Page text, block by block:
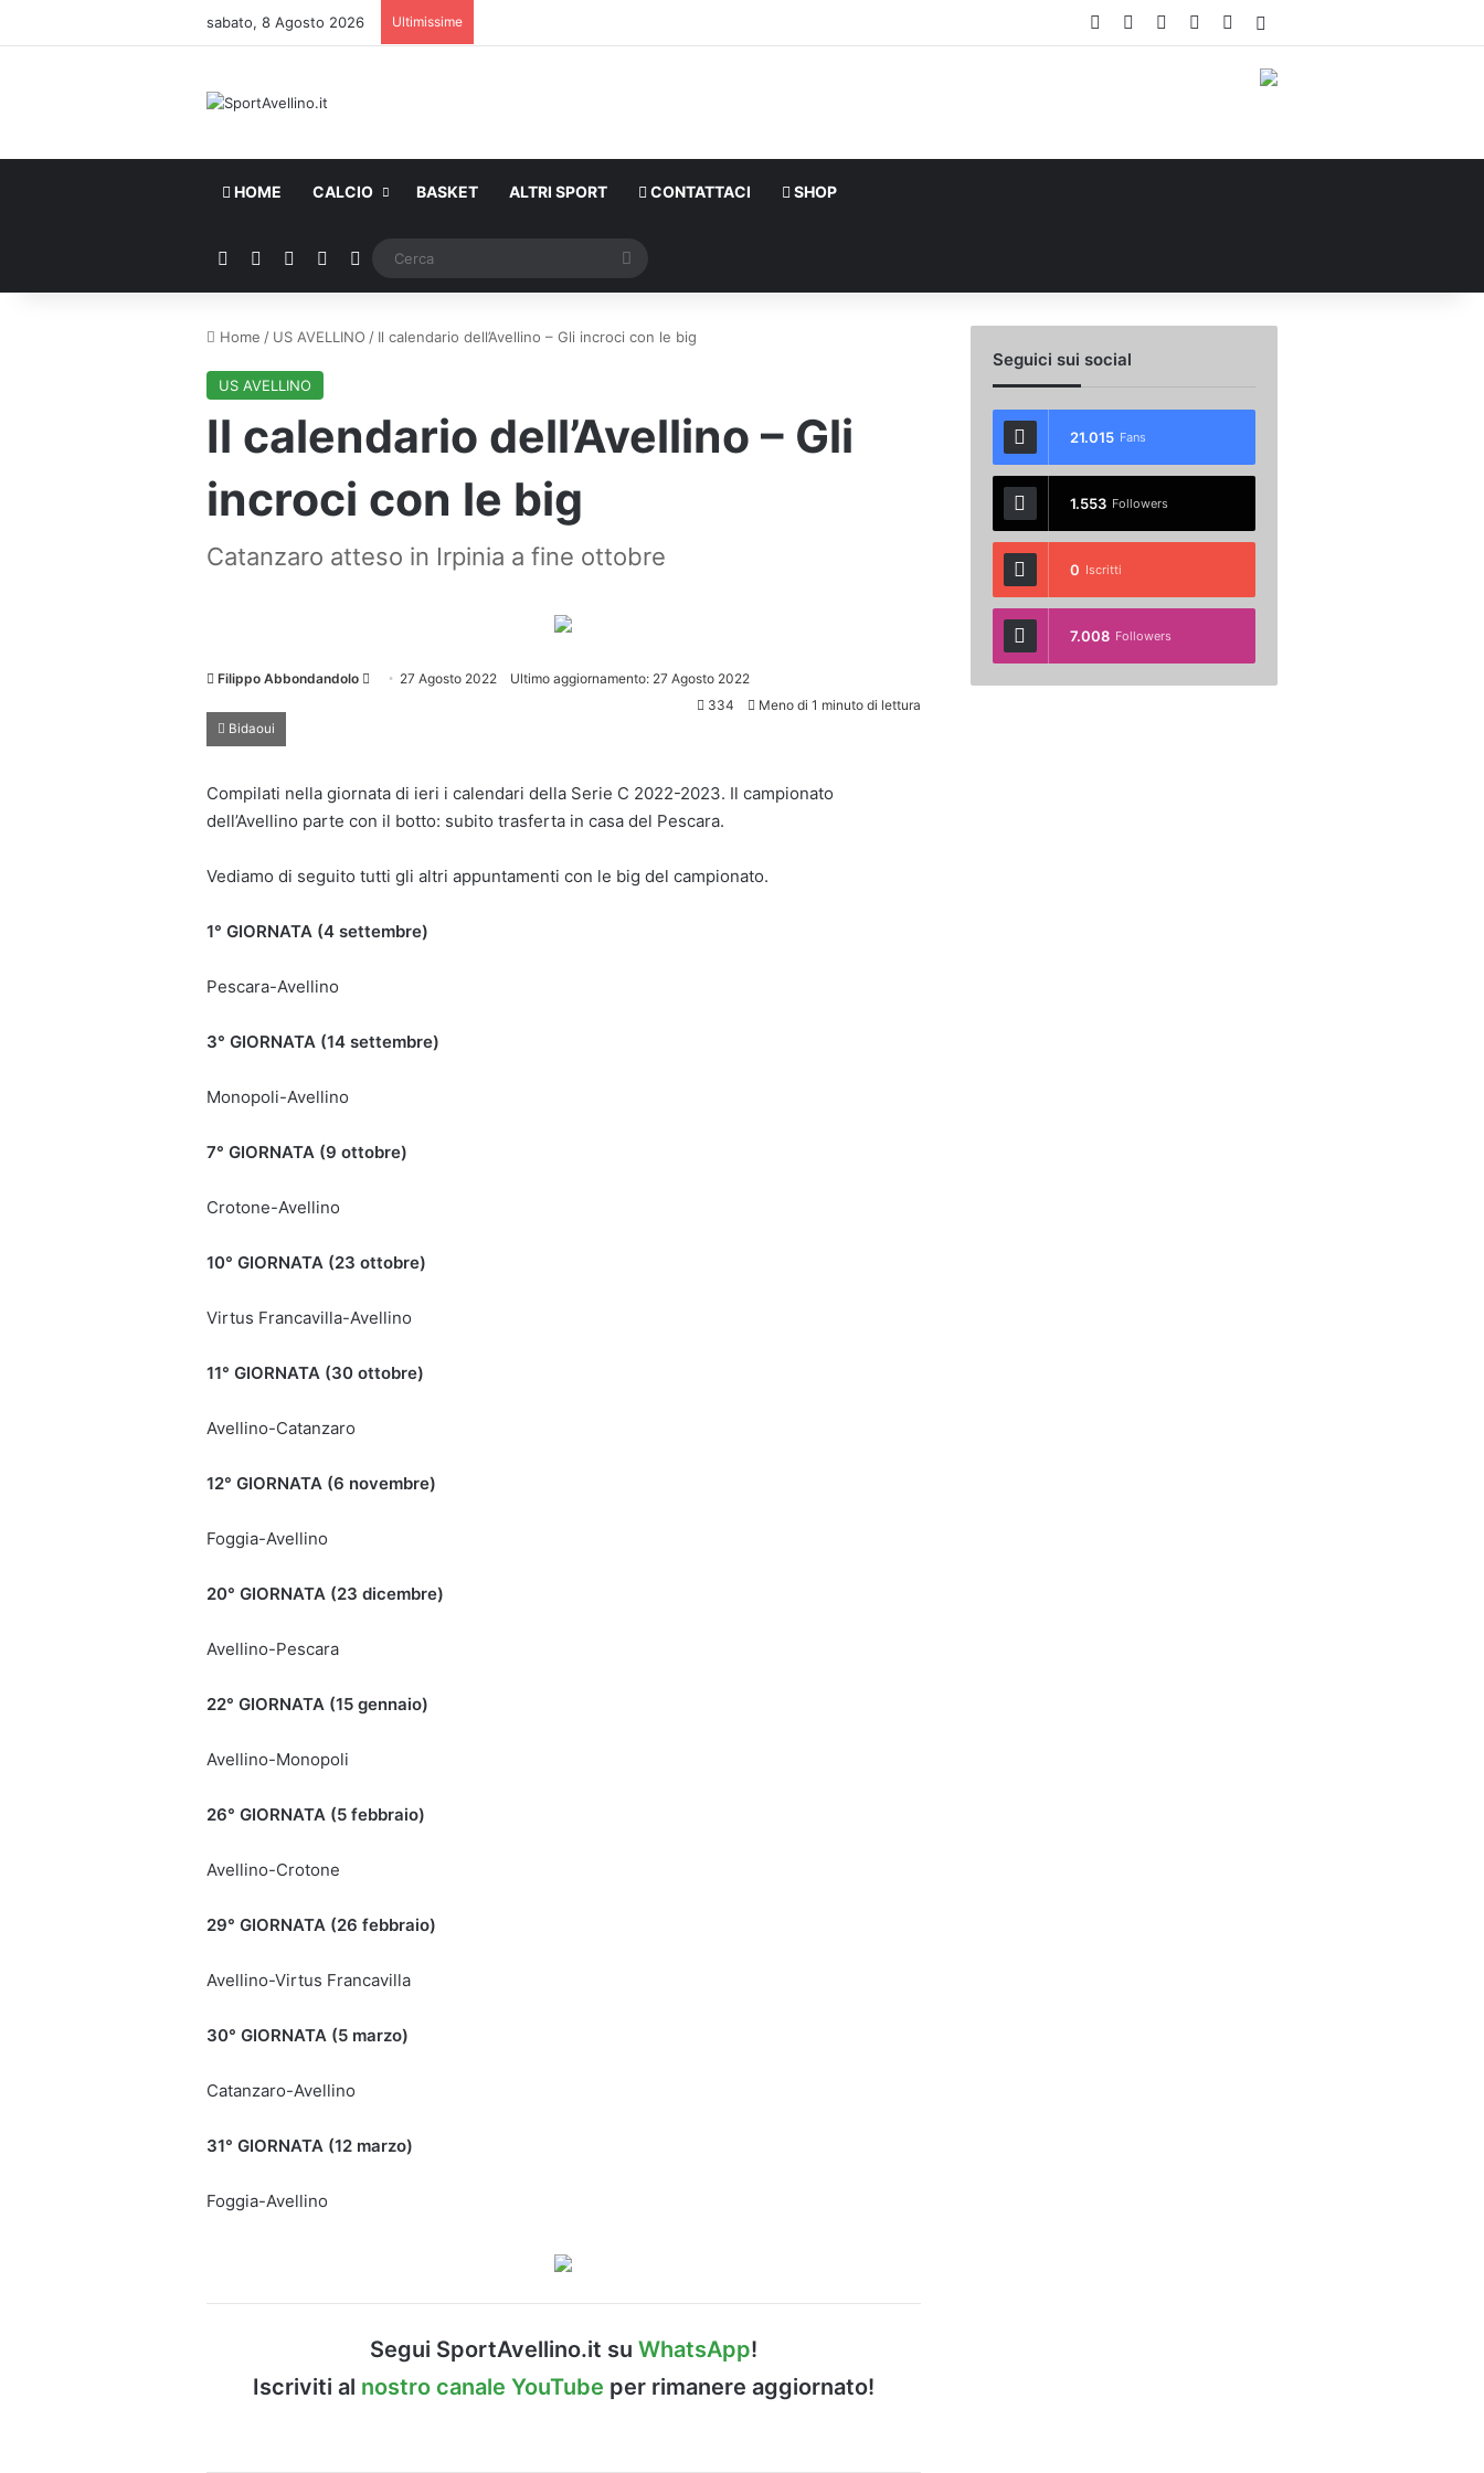
sabato, 8 Agosto 2026 Ultimissime Facebook You TubeInstagramWhatsApp
HOME CALCIO BASKET ALTRI SPORT CONTATTACI SHOP
Facebook You TubeInstagram
WhatsApp Cerca
Home / US AVELLINO / Il calendario dell’Avellino – Gli incroci con le big
US AVELLINO
Il calendario dell’Avellino – Gli
incroci con le big
Catanzaro atteso in Irpinia a fine ottobre
Filippo Abbondandolo
Invia 27 Agosto 2022
Ultimo aggiornamento: 27 Agosto 2022
334
Meno di 1 minuto di lettura
Bidaoui
Compilati nella giornata di ieri i calendari della Serie C 2022-2023. Il campionato
dell’Avellino parte con il botto: subito trasferta in casa del Pescara.
Vediamo di seguito tutti gli altri appuntamenti con le big del campionato.
1° GIORNATA (4 settembre)
Pescara-Avellino
3° GIORNATA (14 settembre)
Monopoli-Avellino
7° GIORNATA (9 ottobre)
Crotone-Avellino
10° GIORNATA (23 ottobre)
Virtus Francavilla-Avellino
11° GIORNATA (30 ottobre)
Avellino-Catanzaro
12° GIORNATA (6 novembre)
Foggia-Avellino
20° GIORNATA (23 dicembre)
Avellino-Pescara
22° GIORNATA (15 gennaio)
Avellino-Monopoli
26° GIORNATA (5 febbraio)
Avellino-Crotone
29° GIORNATA (26 febbraio)
Avellino-Virtus Francavilla
30° GIORNATA (5 marzo)
Catanzaro-Avellino
31° GIORNATA (12 marzo)
Foggia-Avellino
Segui SportAvellino.it su WhatsApp!
Iscriviti al nostro canale YouTube per rimanere aggiornato!
Seguici sui social
21.015 Fans
1.553 Followers
0 Iscritti
7.008 Followers